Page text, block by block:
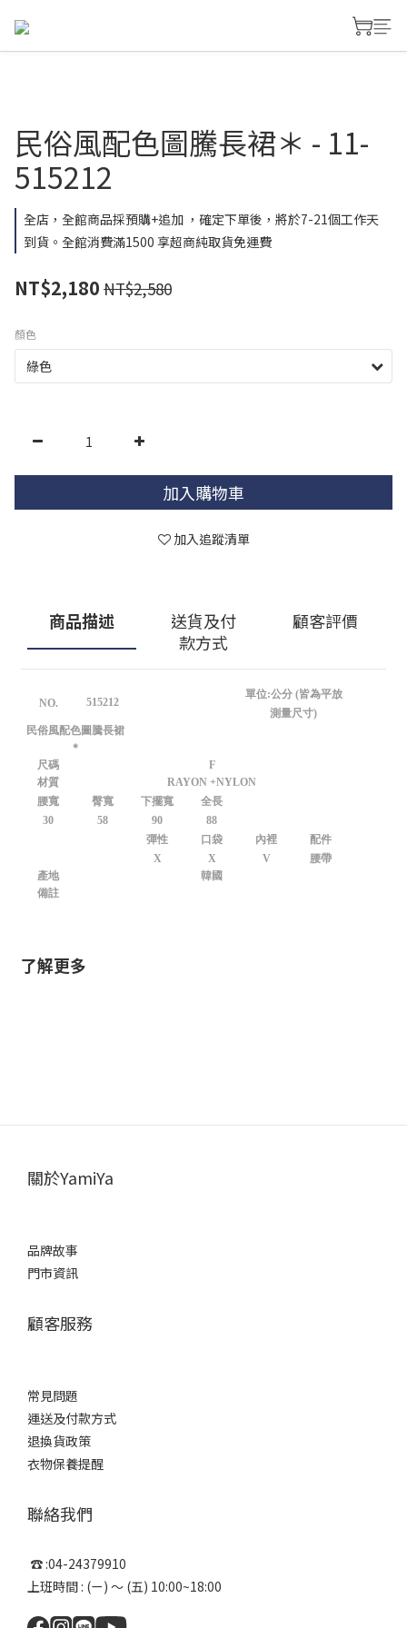
民俗風配色圖騰長裙＊ - 11-
515212
全店，全館商品採預購+追加 ，確定下單後，將於7-21個工作天
到貨。全館消費滿1500 享超商純取貨免運費
NT$2,180 NT$2,580
顏色
加入購物車
加入追蹤清單
商品描述
送貨及付
款方式
顧客評價
NO. 515212
單位:公分 (皆為平放
測量尺寸)
民俗風配色圖騰長裙
＊
尺碼
F
材質
RAYON +NYLON
腰寬
臀寬 下擺寬
全長
30
58 90
88
彈性
口袋 內裡
配件
X
X V
腰帶
產地
韓國
備註
了解更多
關於YamiYa
品牌故事
門市資訊
顧客服務
常見問題
運送及付款方式
退換貨政策
衣物保養提醒
聯絡我們
☎ :04-24379910
上班時間 : (ㄧ) ～ (五) 10:00~18:00